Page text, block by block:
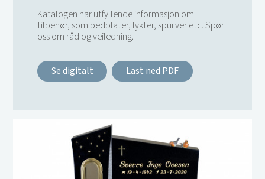
Katalogen har utfyllende informasjon om
tilbehør, som bedplater, lykter, spurver etc. Spør
oss om råd og veiledning.
Se digitalt Last ned PDF